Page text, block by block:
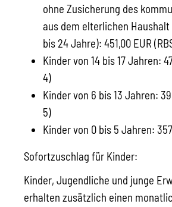
ohne Zusicherung des
aus dem elterlichen Haushalt
bis 24 Jahre): 451,00 EUR
Kinder von 14 bis 17 Jahren:
4)
Kinder von 6 bis 13 Jahren:
5)
Kinder von 0 bis 5 Jahren:
Sofortzuschlag für Kinder:
Kinder, Jugendliche und junge
erhalten zusätzlich einen